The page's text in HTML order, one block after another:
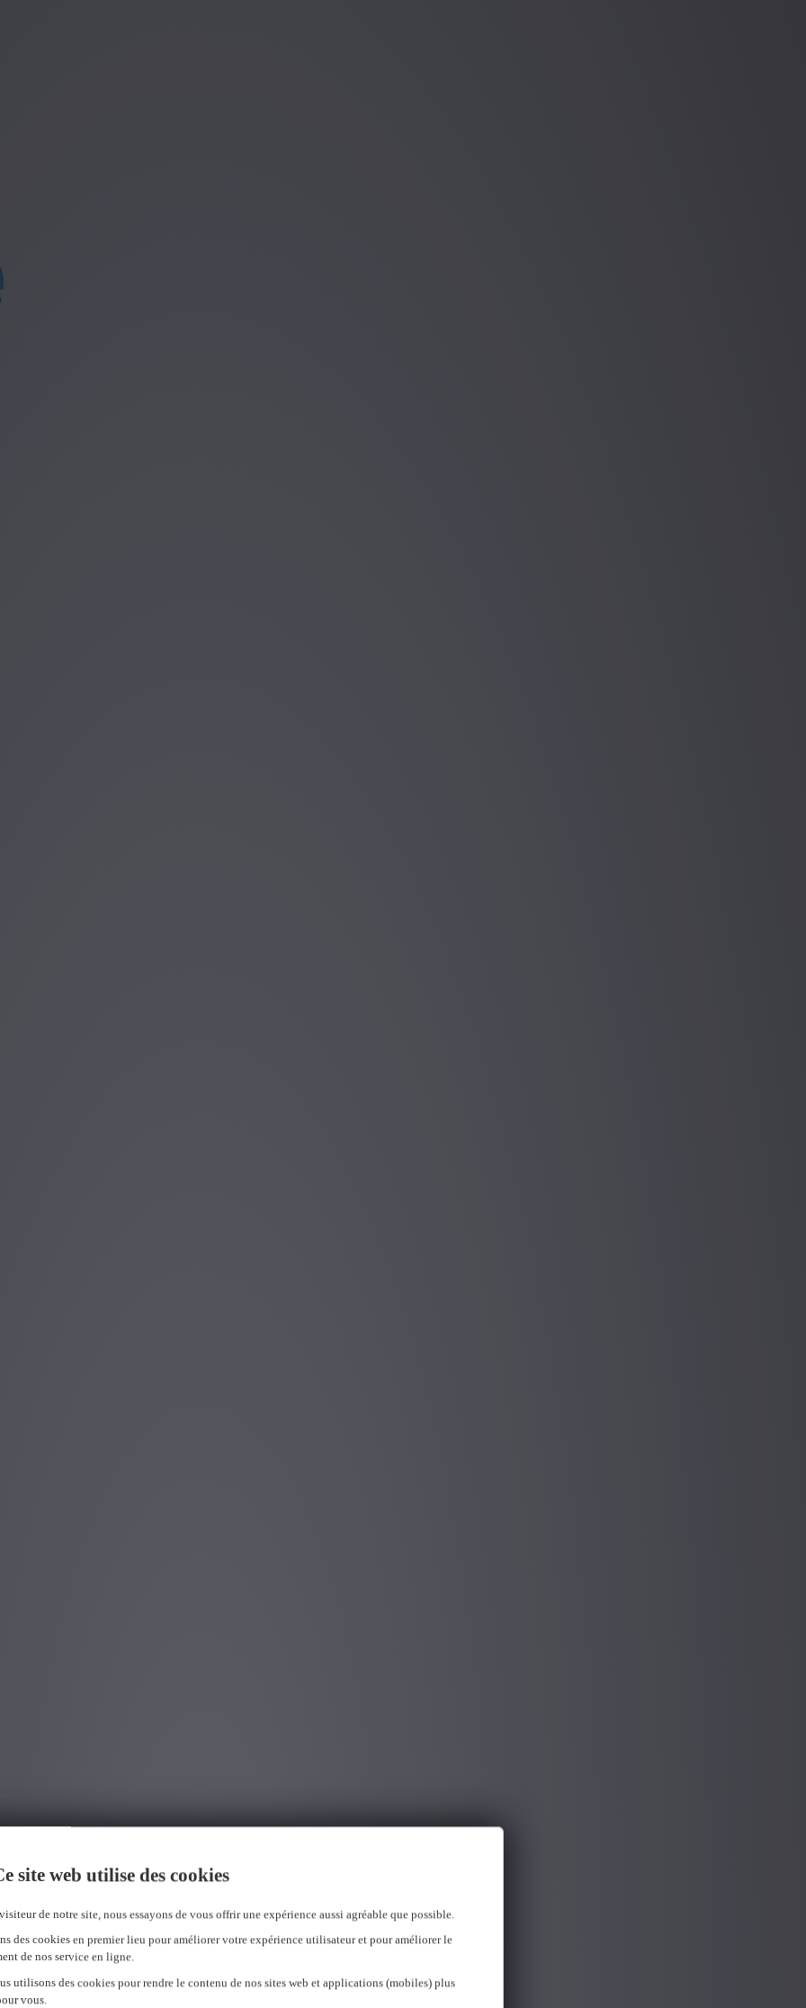
site web utilise des cookies
de notre site, nous essayons de vous offrir une expérience aussi agréable que possible.
des cookies en premier lieu pour améliorer votre expérience utilisateur et pour améliorer le
de nos service en ligne.
utilisons des cookies pour rendre le contenu de nos sites web et applications (mobiles) plus
vous.